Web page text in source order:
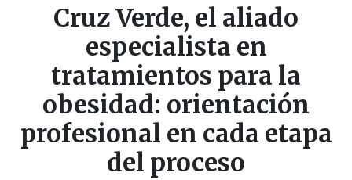
Cruz Verde, el aliado
especialista en
tratamientos para la
obesidad: orientación
profesional en cada etapa
del proceso